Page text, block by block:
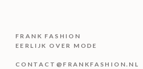
FRANK FASHION
EERLIJK OVER MODE
CONTACT@FRANKFASHION.NL